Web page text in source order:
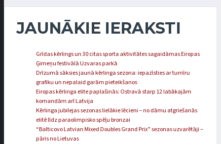
JAUNĀKIE IERAKSTI
Grīdas kērlings un 30 citas sporta aktivitātes sagaidāmas Eiropas
Ģimeņu festivālā Uzvaras parkā
Drīzumā sāksies jaunā kērlinga sezona: iepazīsties ar turnīru
grafiku un nepalaid garām pieteikšanos
Eiropas kērlinga elite paplašinās: Ostravā starp 12 labākajām
komandām arī Latvija
Kērlinga jubilejas sezonas lielākie lēcieni – no dāmu atgriešanās
elitē līdz paraolimpisko spēļu bronzai
“Balticovo Latvian Mixed Doubles Grand Prix” sezonas uzvarētāji –
pāris no Lietuvas